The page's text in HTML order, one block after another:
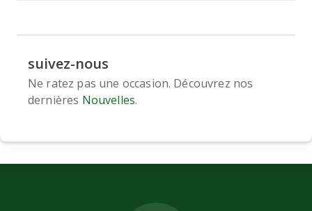
suivez-nous
Ne ratez pas une occasion. Découvrez nos
dernières Nouvelles.